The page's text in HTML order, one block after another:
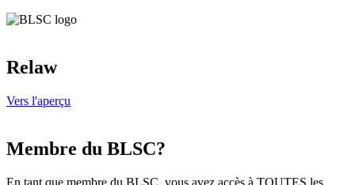
Relaw
Vers l'aperçu
Membre du BLSC?
En tant que membre du BLSC, vous avez accès à TOUTES les